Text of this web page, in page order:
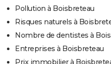
Pollution à Boisbreteau
Risques naturels à
Nombre de dentistes à
Entreprises à Boisbreteau
Prix immobilier à